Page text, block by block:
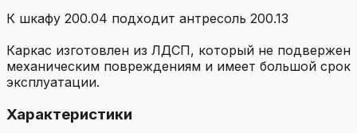
К шкафу 200.04 подходит антресоль 200.13
Каркас изготовлен из ЛДСП, который не подвержен
механическим повреждениям и имеет большой срок
эксплуатации.
Характеристики